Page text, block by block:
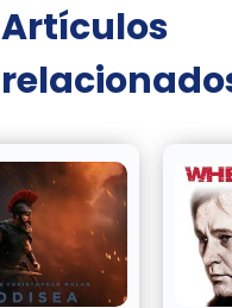
Artículos